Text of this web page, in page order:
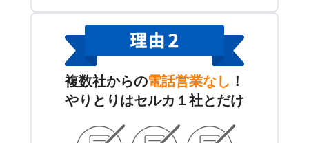
複数社からの電話営業なし ！
やりとりはセルカ１社とだけ